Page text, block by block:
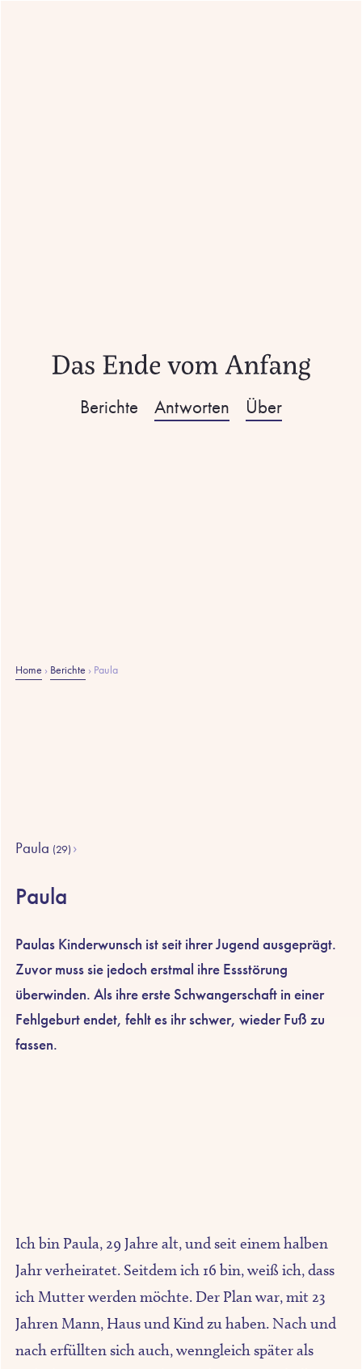
Berichte Antworten Über
Home › Berichte › Paula
Paula (29)
Paula
Paulas Kinderwunsch ist seit ihrer Jugend ausgeprägt.
Zuvor muss sie jedoch erstmal ihre Essstörung
überwinden. Als ihre erste Schwangerschaft in einer
Fehlgeburt endet, fehlt es ihr schwer, wieder Fuß zu
fassen.
Ich bin Paula, 29 Jahre alt, und seit einem halben
Jahr verheiratet. Seitdem ich 16 bin, weiß ich, dass
ich Mutter werden möchte. Der Plan war, mit 23
Jahren Mann, Haus und Kind zu haben. Nach und
nach erfüllten sich auch, wenngleich später als